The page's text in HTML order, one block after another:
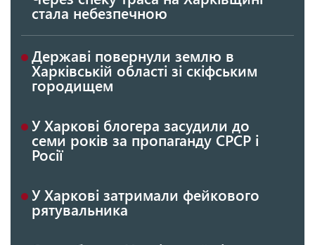
стала небезпечною
Державі повернули землю в
Харківській області зі скіфським
городищем
У Харкові блогера засудили до
семи років за пропаганду СРСР і
Росії
У Харкові затримали фейкового
рятувальника